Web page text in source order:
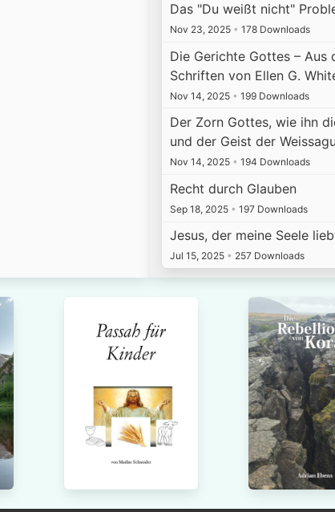
Das "Du weißt nicht"
Nov 23, 2025 • 178 Downloads
Die Gerichte Gottes – Aus
Schriften von Ellen G.
Nov 14, 2025 • 199 Downloads
Der Zorn Gottes, wie ihn
und der Geist der
Nov 14, 2025 • 194 Downloads
Recht durch Glauben
Sep 18, 2025 • 197 Downloads
Jesus, der meine Seele
Jul 15, 2025 • 257 Downloads